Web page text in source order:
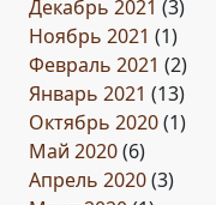
Декабрь 2021 (3)
Ноябрь 2021 (1)
Февраль 2021 (2)
Январь 2021 (13)
Октябрь 2020(1)
Май 2020(6)
Апрель 2020(3)